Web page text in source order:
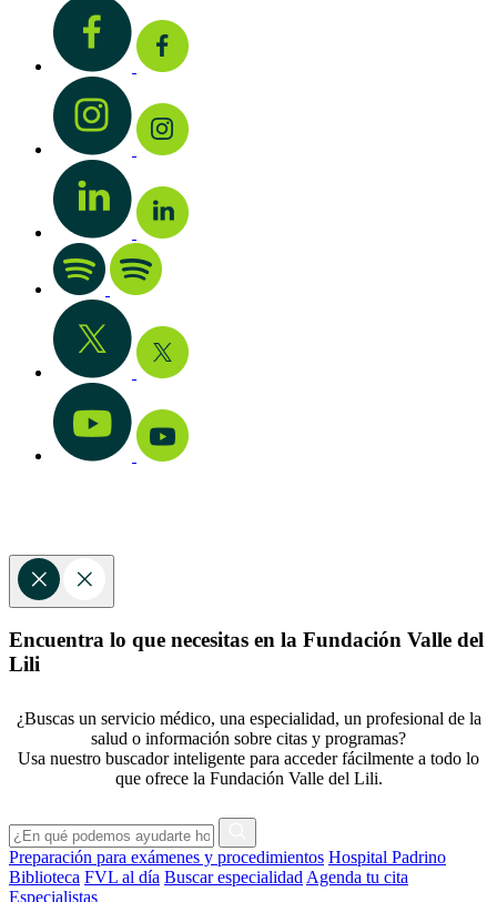
Encuentra lo que necesitas en la Fundación Valle del
Lili
¿Buscas un servicio médico, una especialidad, un profesional de la
salud o información sobre citas y programas?
Usa nuestro buscador inteligente para acceder fácilmente a todo lo
que ofrece la Fundación Valle del Lili.
Preparación para exámenes y procedimientos Hospital Padrino
Biblioteca FVL al día Buscar especialidad Agenda tu cita
Especialistas